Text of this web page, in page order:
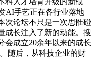
AI手艺正在各行业落地
次论坛不只是一次思惟碰
成长注入了新的动能。搜
会成立20余年以来的成长
随后，从科技企业的财